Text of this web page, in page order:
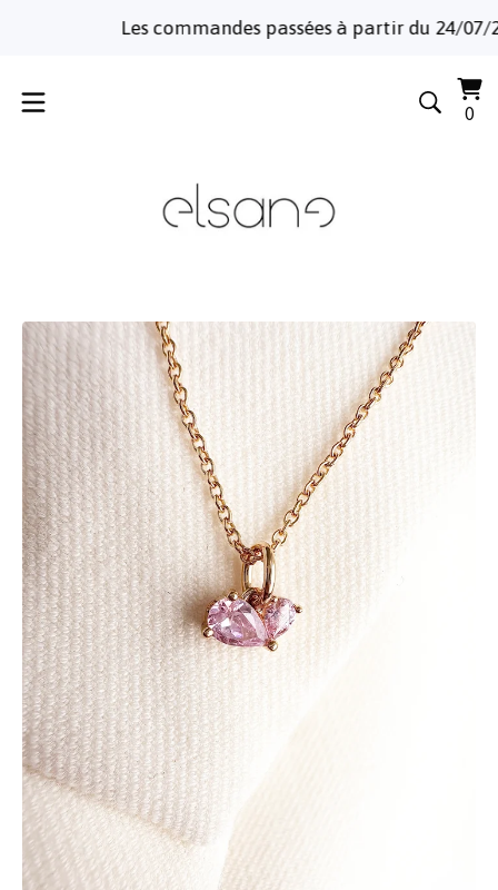
Les commandes passées à partir du 24/07/
0